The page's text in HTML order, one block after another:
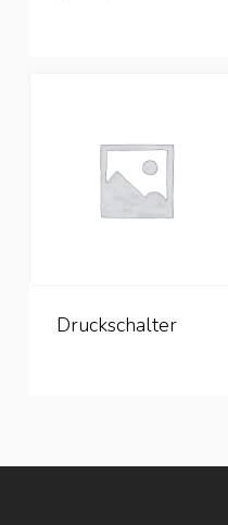
Druckschalter